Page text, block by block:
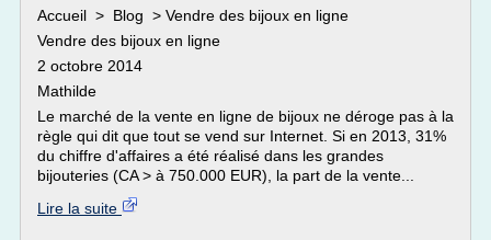
Accueil > Blog > Vendre des bijoux en ligne
Vendre des bijoux en ligne
2 octobre 2014
Mathilde
Le marché de la vente en ligne de bijoux ne déroge pas à la
règle qui dit que tout se vend sur Internet. Si en 2013, 31%
du chiffre d'affaires a été réalisé dans les grandes
bijouteries (CA > à 750.000 EUR), la part de la vente...
Lire la suite